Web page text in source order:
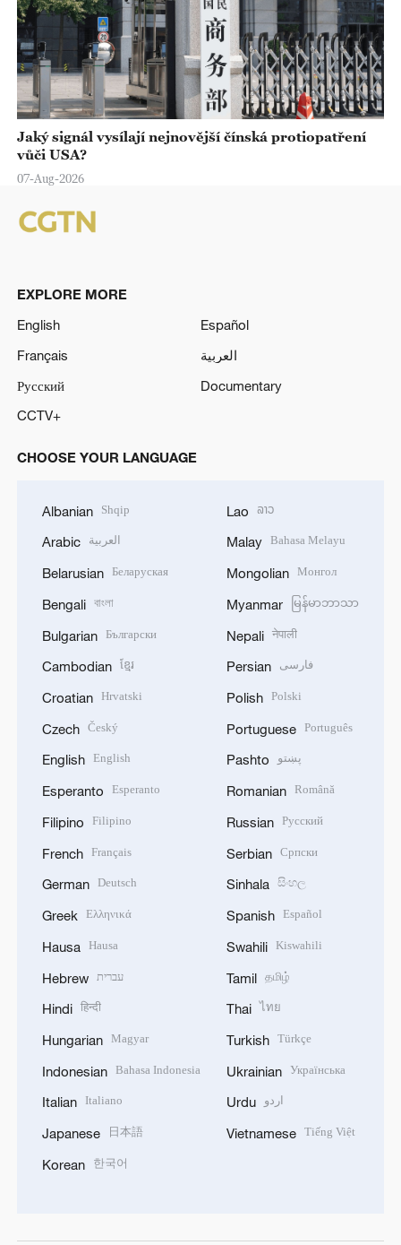
Jaký signál vysílají nejnovější čínská protiopatření
vůči USA?
07-Aug-2026
EXPLORE MORE
English
Español
Français
العربية
Русский
Documentary
CCTV+
CHOOSE YOUR LANGUAGE
Albanian Shqip
Arabic العربية
Belarusian Беларуская
Bengali বাংলা
Bulgarian Български
Cambodian ខ្មែរ
Croatian Hrvatski
Czech Český
English English
Esperanto Esperanto
Filipino Filipino
French Français
German Deutsch
Greek Ελληνικά
Hausa Hausa
Hebrew עברית
Hindi हिन्दी
Hungarian Magyar
Indonesian Bahasa Indonesia
Italian Italiano
Japanese 日本語
Korean 한국어
Lao ລາວ
Malay Bahasa Melayu
Mongolian Монгол
Myanmar မြန်မာဘာသာ
Nepali नेपाली
Persian فارسی
Polish Polski
Portuguese Português
Pashto پښتو
Romanian Română
Russian Русский
Serbian Српски
Sinhala සිංහල
Spanish Español
Swahili Kiswahili
Tamil தமிழ்
Thai ไทย
Turkish Türkçe
Ukrainian Українська
Urdu اردو
Vietnamese Tiếng Việt